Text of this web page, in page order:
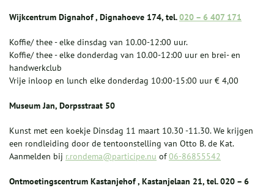
Wijkcentrum Dignahof , Dignahoeve 174, tel.020 – 6 407 171
Koffie/ thee - elke dinsdag van 10.00-12:00 uur.
Koffie/ thee - elke donderdag van 10.00-12:00 uur en brei- en
handwerkclub
Vrije inloop en lunch elke donderdag 10:00-15:00 uur € 4,00
Museum Jan, Dorpsstraat 50
Kunst met een koekje Dinsdag 11 maart 10.30 -11.30. We krijgen
een rondleiding door de tentoonstelling van Otto B. de Kat.
Aanmelden bij r.rondema@participe.nu of06-86855542
Ontmoetingscentrum Kastanjehof , Kastanjelaan 21, tel. 020 – 6